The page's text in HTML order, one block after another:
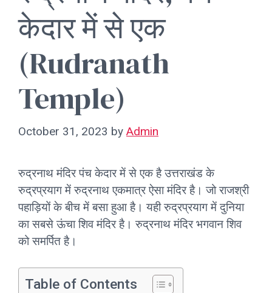
केदार में से एक
(Rudranath
Temple)
October 31, 2023 by Admin
रुद्रनाथ मंदिर पंच केदार में से एक है उत्तराखंड के
रुद्रप्रयाग में रुद्रनाथ एकमात्र ऐसा मंदिर है। जो राजश्री
पहाड़ियों के बीच में बसा हुआ है। यही रुद्रप्रयाग में दुनिया
का सबसे ऊंचा शिव मंदिर है। रुद्रनाथ मंदिर भगवान शिव
को समर्पित है।
Table of Contents